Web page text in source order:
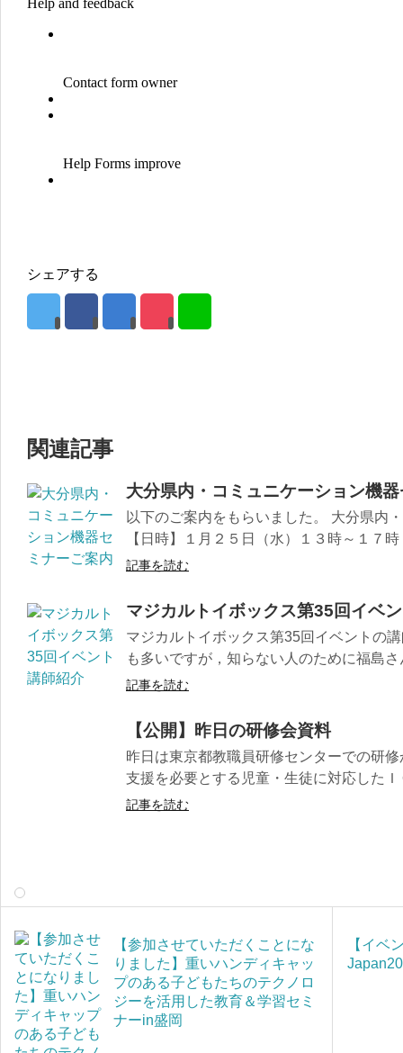
シェアする
関連記事
大分県内・コミュニケーション機
以下のご案内をもらいました。 大分県内
【日時】１月２５日（水）１３時～１７
記事を読む
マジカルトイボックス第35回イベ
マジカルトイボックス第35回イベントの
も多いですが，知らない人のために福島
記事を読む
【公開】昨日の研修会資料
昨日は東京都教職員研修センターでの研
支援を必要とする児童・生徒に対応した
記事を読む
【参加させていただくことにな
りました】重いハンディキャッ
プのある子どもたちのテクノロ
ジーを活用した教育＆学習セミ
ナーin盛岡
【イベ